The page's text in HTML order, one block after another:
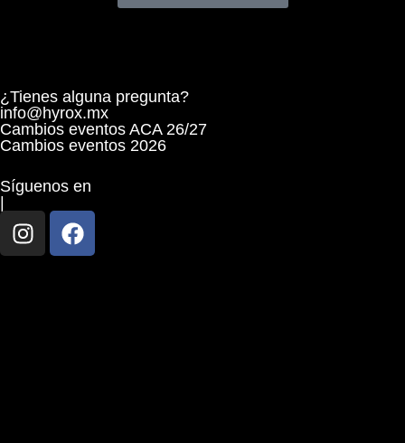
¿Tienes alguna pregunta?
info@hyrox.mx
Cambios eventos ACA 26/27
Cambios eventos 2026
Síguenos en